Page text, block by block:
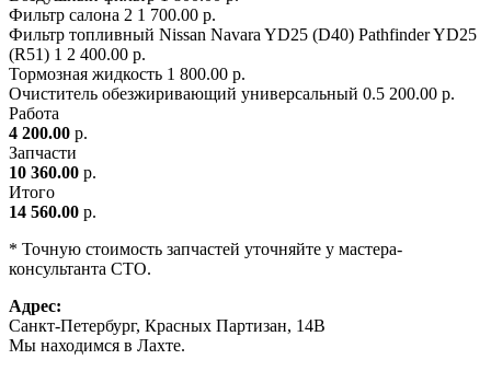
Фильтр салона 2 1 700.00 р.
Фильтр топливный Nissan Navara YD25 (D40) Pathfinder YD25
(R51) 1 2 400.00 р.
Тормозная жидкость 1 800.00 р.
Очиститель обезжиривающий универсальный 0.5 200.00 р.
Работа
4 200.00 р.
Запчасти
10 360.00 р.
Итого
14 560.00 р.
* Точную стоимость запчастей уточняйте у мастера-
консультанта СТО.
Адрес:
Санкт-Петербург, Красных Партизан, 14В
Мы находимся в Лахте.